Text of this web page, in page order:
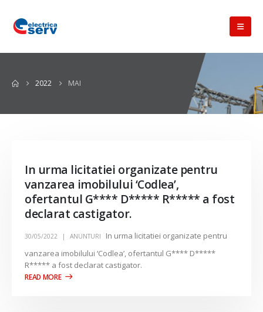
2022 MAI
In urma licitatiei organizate pentru
vanzarea imobilului ‘Codlea’,
ofertantul G**** D***** R***** a fost
declarat castigator.
30/05/2022 ANUNTURI
In urma licitatiei organizate pentru
vanzarea imobilului ‘Codlea’, ofertantul G**** D*****
R***** a fost declarat castigator.